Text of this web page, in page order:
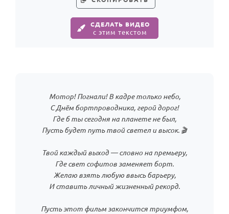
СДЕЛАТЬ ВИДЕО
с этим текстом
Мотор! Погнали! В кадре только небо,
С Днём бортпроводника, герой дорог!
Где б ты сегодня на планете не был,
Пусть будет путь твой светел и высок. 🎬
Твой каждый выход — словно на премьеру,
Где свет софитов заменяет борт.
Желаю взять любую ввысь барьеру,
И ставить личный жизненный рекорд.
Пусть этот фильм закончится триумфом,